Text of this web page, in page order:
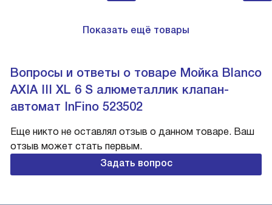
Показать ещё товары
Вопросы и ответы о товаре Мойка Blanco
AXIA III XL 6 S алюметаллик клапан-
автомат InFino 523502
Еще никто не оставлял отзыв о данном товаре. Ваш
отзыв может стать первым.
Задать вопрос